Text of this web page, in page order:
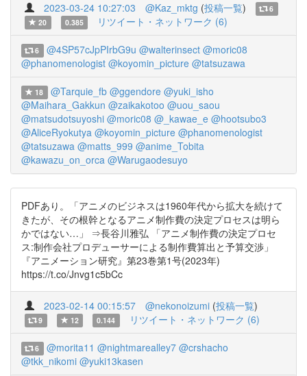
2023-03-24 10:27:03 @Kaz_mktg (投稿一覧)
6
20
0.385 リツイート・ネットワーク (6)
6 @4SP57cJpPIrbG9u @walterinsect @moric08
@phanomenologist @koyomin_picture @tatsuzawa
18 @Tarquie_fb @ggendore @yuki_isho
@Maihara_Gakkun @zaikakotoo @uou_saou
@matsudotsuyoshi @moric08 @_kawae_e @hootsubo3
@AliceRyokutya @koyomin_picture @phanomenologist
@tatsuzawa @matts_999 @anime_Tobita
@kawazu_on_orca @Warugaodesuyo
PDFあり。「アニメのビジネスは1960年代から拡大を続けて
きたが、その根幹となるアニメ制作費の決定プロセスは明ら
かではない…」 ⇒長谷川雅弘 「アニメ制作費の決定プロセ
ス:制作会社プロデューサーによる制作費算出と予算交渉」
『アニメーション研究』第23巻第1号(2023年)
https://t.co/Jnvg1c5bCc
2023-02-14 00:15:57 @nekonoizumi (投稿一覧)
9 12 0.144 リツイート・ネットワーク (6)
6 @morita11 @nightmarealley7 @crshacho
@tkk_nikomi @yuki13kasen